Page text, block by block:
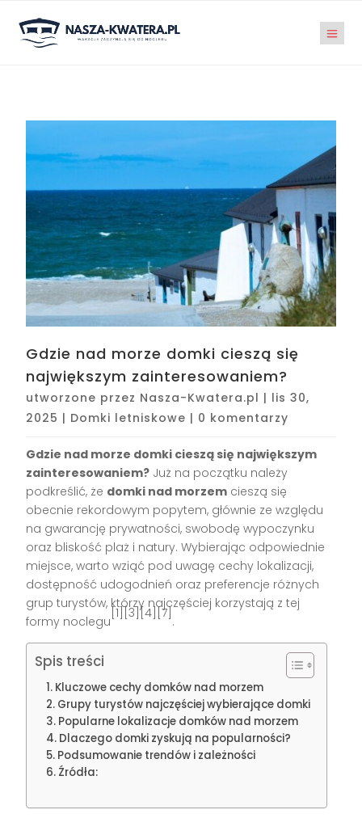
Gdzie nad morze domki cieszą się
największym zainteresowaniem?
utworzone przez Nasza-Kwatera.pl | lis 30,
2025 | Domki letniskowe | 0 komentarzy
Gdzie nad morze domki cieszą się największym
zainteresowaniem? Już na początku należy
podkreślić, że domki nad morzem cieszą się
obecnie rekordowym popytem, głównie ze względu
na gwarancję prywatności, swobodę wypoczynku
oraz bliskość plaż i natury. Wybierając odpowiednie
miejsce, warto wziąć pod uwagę cechy lokalizacji,
dostępność udogodnień oraz preferencje różnych
grup turystów, którzy najczęściej korzystają z tej
formy noclegu
[1][3][4][7]
.
Spis treści
Kluczowe cechy domków nad morzem
Grupy turystów najczęściej wybierające domki
Popularne lokalizacje domków nad morzem
Dlaczego domki zyskują na popularności?
Podsumowanie trendów i zależności
Źródła: